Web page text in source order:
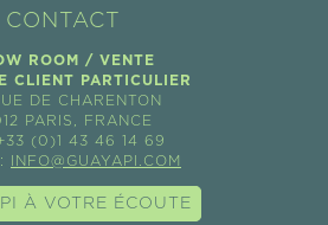
CONTACT
ROOM / VENTE
CLIENT PARTICULIER
DE CHARENTON
PARIS, FRANCE
(0)1 43 46 14 69
INFO@GUAYAPI.COM
À VOTRE ÉCOUTE